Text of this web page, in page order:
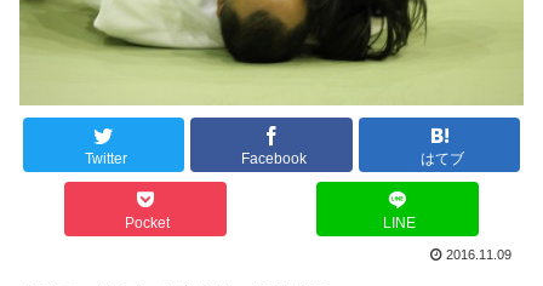
Twitter Facebook はてブ
Pocket LINE
2016.11.09